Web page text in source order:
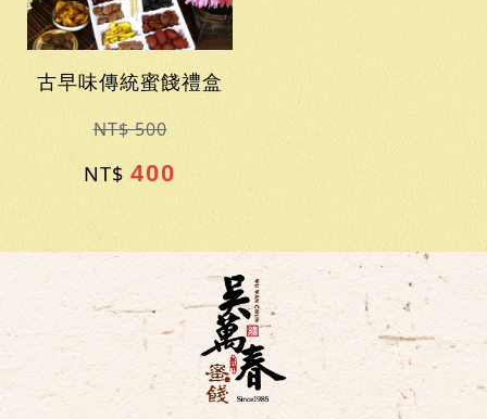
古早味傳統蜜餞禮盒
NT$ 500
NT$ 400